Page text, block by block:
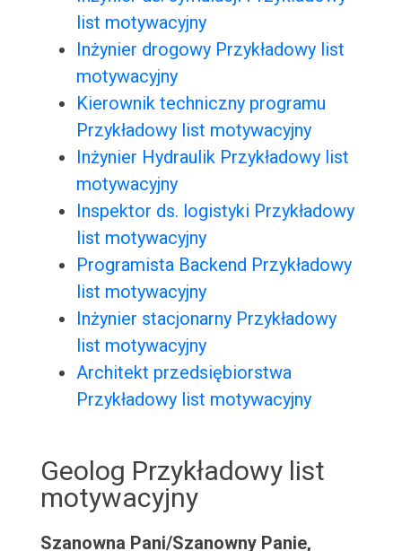
list motywacyjny
Inżynier drogowy Przykładowy list
motywacyjny
Kierownik techniczny programu
Przykładowy list motywacyjny
Inżynier Hydraulik Przykładowy list
motywacyjny
Inspektor ds. logistyki Przykładowy
list motywacyjny
Programista Backend Przykładowy
list motywacyjny
Inżynier stacjonarny Przykładowy
list motywacyjny
Architekt przedsiębiorstwa
Przykładowy list motywacyjny
Geolog Przykładowy list
motywacyjny
Szanowna Pani/Szanowny Panie,